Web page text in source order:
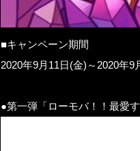
■キャンペーン期間
2020年9月11日(金)～2020年9
●第一弾「ローモバ！！最愛す